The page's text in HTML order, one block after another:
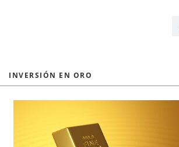
INVERSIÓN EN ORO